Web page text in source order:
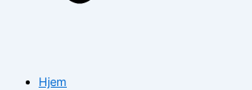
Hjem